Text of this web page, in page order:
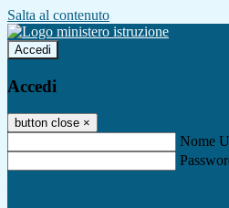
Salta al contenuto
Accedi
Accedi
button close ×
Nome